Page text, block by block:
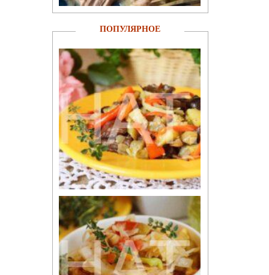
ПОПУЛЯРНОЕ